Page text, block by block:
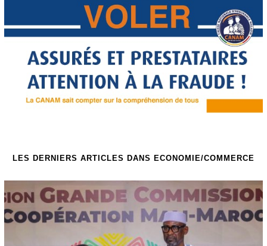
LES DERNIERS ARTICLES DANS ECONOMIE/COMMERCE